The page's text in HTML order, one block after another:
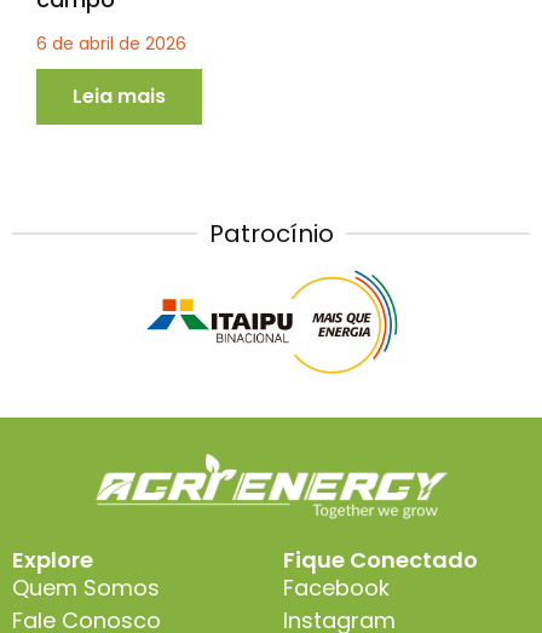
6 de abril de 2026
Leia mais
Patrocínio
Explore
Quem Somos
Fale Conosco
Fique Conectado
Facebook
Instagram